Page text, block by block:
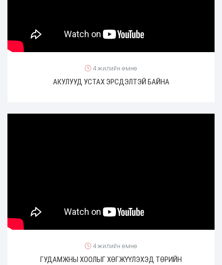
4 жилийн өмнө
АКУЛУУД УСТАХ ЭРСДЭЛТЭЙ БАЙНА
4 жилийн өмнө
ГУДАМЖНЫ ХООЛЫГ ХӨГЖҮҮЛЭХЭД ТӨРИЙН